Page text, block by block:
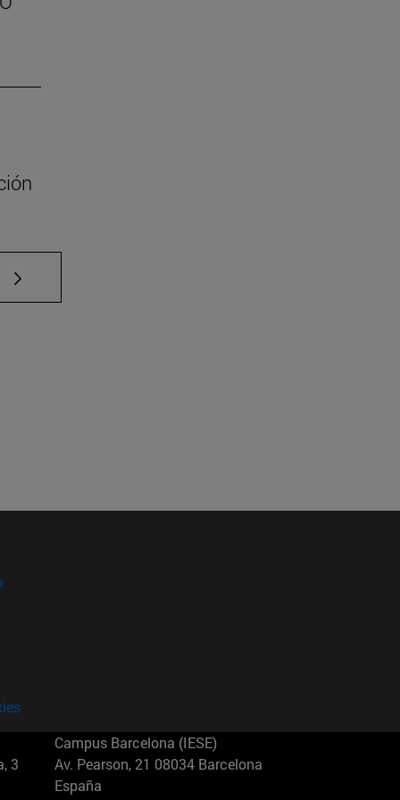
TAB para desplazarse.
3
Campus Barcelona (IESE)
Av. Pearson, 21 08034 Barcelona
España